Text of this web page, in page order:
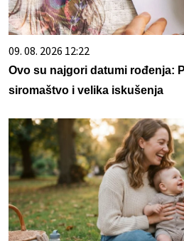
09. 08. 2026 12:22
Ovo su najgori datumi rođenja:
siromaštvo i velika iskušenja